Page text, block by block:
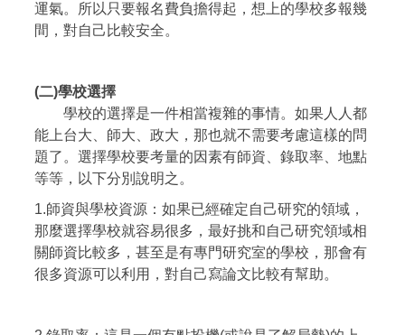
運氣。所以只要報名費負擔得起，想上的學校多報幾
間，對自己比較安全。
(二)學校選擇
學校的選擇是一件相當複雜的事情。如果人人都
能上台大、師大、政大，那也就不需要考慮這樣的問
題了。選擇學校要考量的因素有師資、錄取率、地點
等等，以下分別說明之。
1.師資與學校資源：如果已經確定自己研究的領域，
那麼選擇學校就容易很多，最好挑和自己研究領域相
關師資比較多，甚至是有專門研究室的學校，那會有
很多資源可以利用，對自己寫論文比較有幫助。